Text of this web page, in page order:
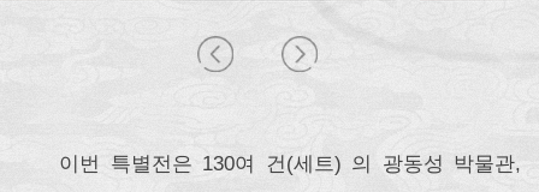
이번 특별전은 130여 건(세트) 의 광동성 박물관,